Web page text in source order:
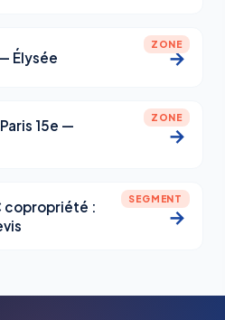
ZONE
Élysée →
ZONE
15e —
→
SEGMENT
copropriété :
→